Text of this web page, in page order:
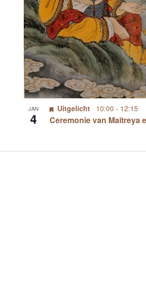
JAN
4 Ceremonie van Maitreya
Uitgelicht 10:00 - 12:15